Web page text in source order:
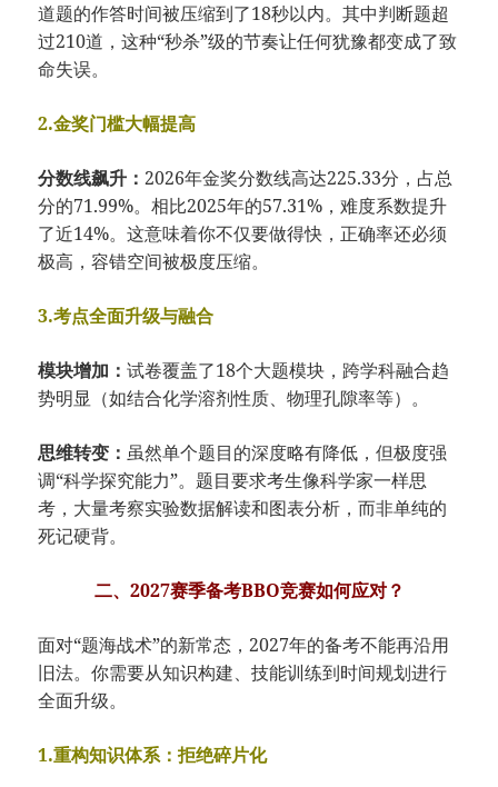
道题的作答时间被压缩到了18秒以内。其中判断题超
过210道，这种“秒杀”级的节奏让任何犹豫都变成了致
命失误。
2.金奖门槛大幅提高
分数线飙升：2026年金奖分数线高达225.33分，占总
分的71.99%。相比2025年的57.31%，难度系数提升
了近14%。这意味着你不仅要做得快，正确率还必须
极高，容错空间被极度压缩。
3.考点全面升级与融合
模块增加：试卷覆盖了18个大题模块，跨学科融合趋
势明显（如结合化学溶剂性质、物理孔隙率等）。
思维转变：虽然单个题目的深度略有降低，但极度强
调“科学探究能力”。题目要求考生像科学家一样思
考，大量考察实验数据解读和图表分析，而非单纯的
死记硬背。
二、2027赛季备考BBO竞赛如何应对？
面对“题海战术”的新常态，2027年的备考不能再沿用
旧法。你需要从知识构建、技能训练到时间规划进行
全面升级。
1.重构知识体系：拒绝碎片化